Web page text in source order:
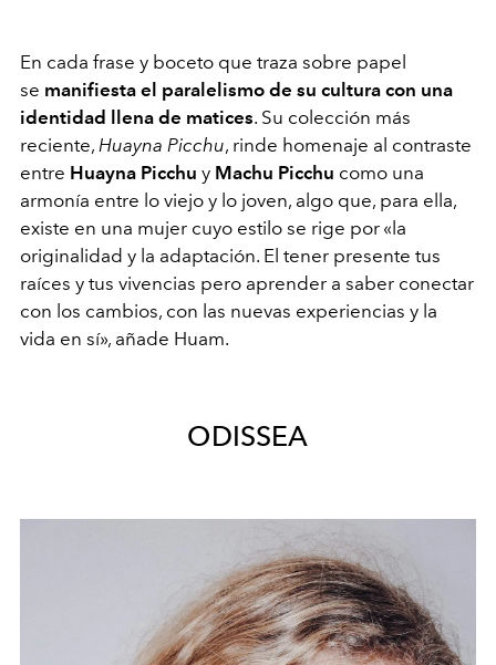
En cada frase y boceto que traza sobre papel
se manifiesta el paralelismo de su cultura con una
identidad llena de matices. Su colección más
reciente, Huayna Picchu, rinde homenaje al contraste
entre Huayna Picchu y Machu Picchu como una
armonía entre lo viejo y lo joven, algo que, para ella,
existe en una mujer cuyo estilo se rige por «la
originalidad y la adaptación. El tener presente tus
raíces y tus vivencias pero aprender a saber conectar
con los cambios, con las nuevas experiencias y la
vida en sí», añade Huam.
ODISSEA